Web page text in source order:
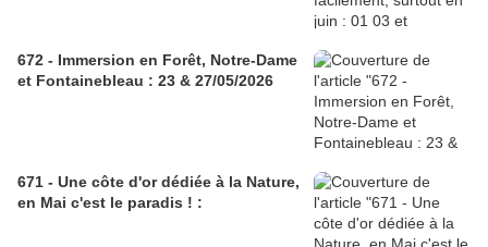
672 - Immersion en Forêt, Notre-Dame
et Fontainebleau : 23 & 27/05/2026
671 - Une côte d'or dédiée à la Nature,
en Mai c'est le paradis ! :